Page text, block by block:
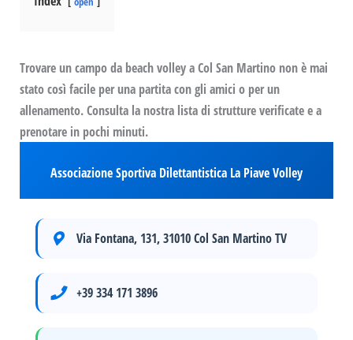
Trovare un campo da beach volley a Col San Martino non è mai
stato così facile per una partita con gli amici o per un
allenamento. Consulta la nostra lista di strutture verificate e a
prenotare in pochi minuti.
Associazione Sportiva Dilettantistica La Piave Volley
Via Fontana, 131, 31010 Col San Martino TV
+39 334 171 3896